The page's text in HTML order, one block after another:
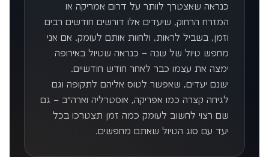
כנראה שאצטרך לוותר על דרום אמריקה או
המזרח הרחוק, שיעדים אלו דורשים חודשים רבים
וזמן, בשביל לראות, ולחוות אותם לעומק. אם אני
מחפש טיול של שנה – כנראה שטיול באירופה
ימצה את עצמו כבר לאחר חודש חודשיים.
ישנם יעדים, שאפשר לטוס אליהם לתקופה וגם
לגיחה קצרה כמו אפריקה, אוסטרליה וארה"ב – גם
שם רצוי לחשוב לעומק כמה זמן תצטרכו בכל
יעד עם סוג הטיול שאתם מחפשים.